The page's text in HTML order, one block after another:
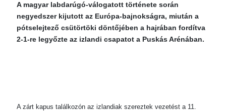
A magyar labdarúgó-válogatott története során
negyedszer kijutott az Európa-bajnokságra, miután a
pótselejtező csütörtöki döntőjében a hajrában fordítva
2-1-re legyőzte az izlandi csapatot a Puskás Arénában.
A zárt kapus találkozón az izlandiak szereztek vezetést a 11.